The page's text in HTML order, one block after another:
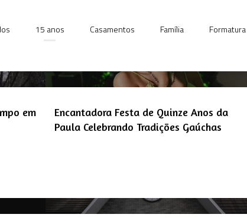
15 anos Casamentos Família Formatura
em
Encantadora Festa de Quinze Anos da
Paula Celebrando Tradições Gaúchas